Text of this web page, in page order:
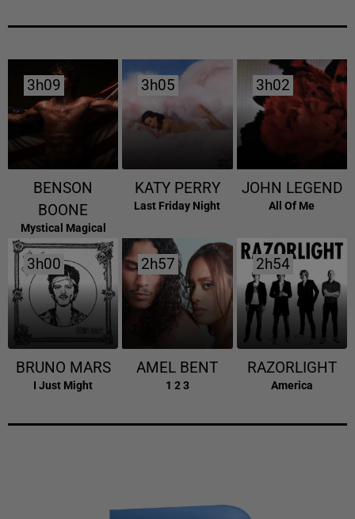
3h09
3h09
BENSON
BOONE
Mystical Magical
3h05
3h05
KATY PERRY
Last Friday Night
3h02
3h02
JOHN LEGEND
All Of Me
3h00
3h00
BRUNO MARS
I Just Might
2h57
2h57
AMEL BENT
1 2 3
2h54
2h54
RAZORLIGHT
America